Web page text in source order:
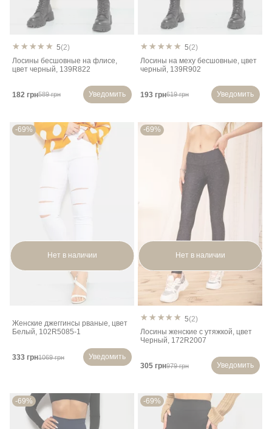
5(2)
Лосины бесшовные на флисе,
цвет черный, 139R822
182 грн589 грн Уведомить
5(2)
Лосины на меху бесшовные, цвет
черный, 139R902
193 грн619 грн Уведомить
-69%
Нет в наличии
Женские джеггинсы рваные, цвет
Белый, 102R5085-1
333 грн1069 грн Уведомить
-69%
Нет в наличии
5(2)
Лосины женские с утяжкой, цвет
Черный, 172R2007
305 грн979 грн Уведомить
-69% -69%